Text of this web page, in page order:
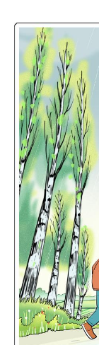
科技
文化
访谈
法律
食品
学术中国
城市
彩票
公益
文化产业